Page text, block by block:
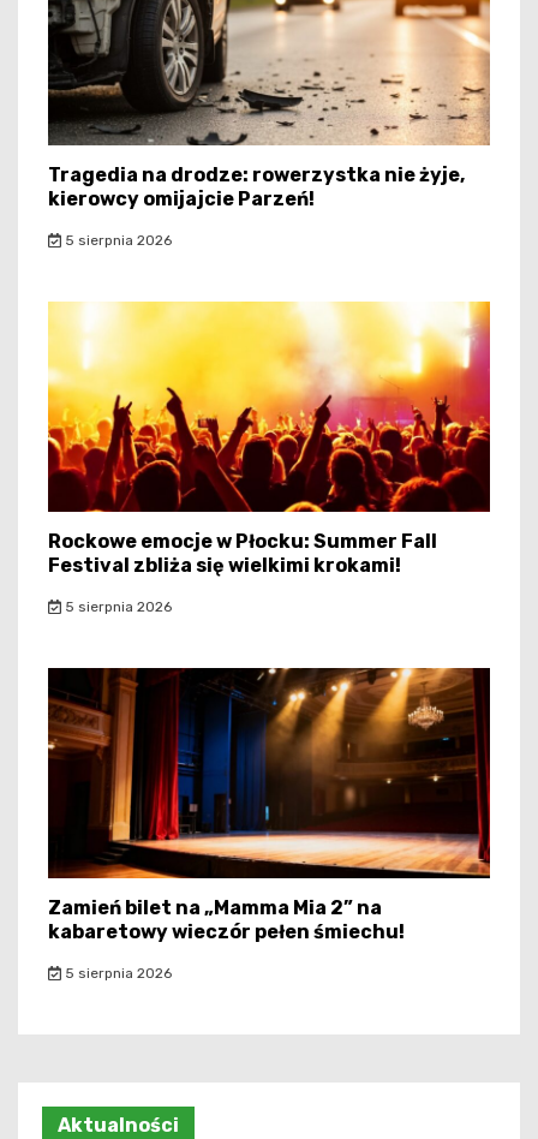
Tragedia na drodze: rowerzystka nie żyje,
kierowcy omijajcie Parzeń!
5 sierpnia 2026
Rockowe emocje w Płocku: Summer Fall
Festival zbliża się wielkimi krokami!
5 sierpnia 2026
Zamień bilet na „Mamma Mia 2” na
kabaretowy wieczór pełen śmiechu!
5 sierpnia 2026
Aktualności